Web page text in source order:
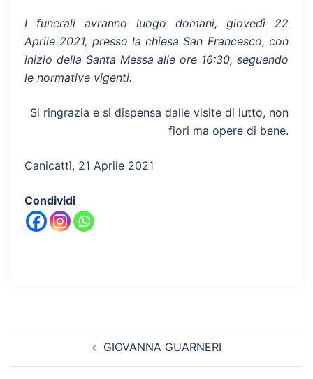
I funerali avranno luogo domani, giovedì 22
Aprile 2021, presso la chiesa San Francesco, con
inizio della Santa Messa alle ore 16:30, seguendo
le normative vigenti.
Si ringrazia e si dispensa dalle visite di lutto, non
fiori ma opere di bene.
Canicattì, 21 Aprile 2021
Condividi
GIOVANNA GUARNERI